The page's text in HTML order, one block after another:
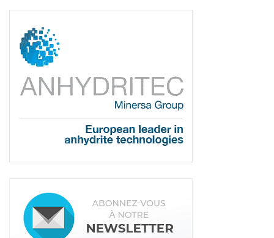
De plus en plus d’ERP
adaptés aux TPE
être la plus adaptée. Basé sur un abonnement
mensuel, ce choix permet d’ajuster son ERP. En
fonction de son budget, en évitant le coût
prohibitif d’un achat de logiciel en “dur”
mis en lumière
Et si les ERP sont au départ
conçus pour des entreprises à la gestion bien plus
lourde, le marché des TPE est devenu un eldorado